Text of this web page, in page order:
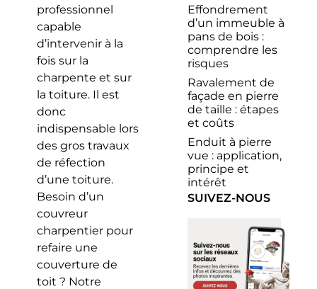
professionnel
capable
d’intervenir à la
fois sur la
charpente et sur
la toiture. Il est
donc
indispensable lors
des gros travaux
de réfection
d’une toiture.
Besoin d’un
couvreur
charpentier pour
refaire une
couverture de
toit ? Notre
Effondrement
d’un immeuble à
pans de bois :
comprendre les
risques
Ravalement de
façade en pierre
de taille : étapes
et coûts
Enduit à pierre
vue : application,
principe et
intérêt
SUIVEZ-NOUS